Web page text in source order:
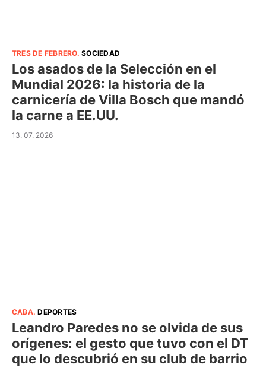
TRES DE FEBRERO.SOCIEDAD
Los asados de la Selección en el
Mundial 2026: la historia de la
carnicería de Villa Bosch que mandó
la carne a EE.UU.
13. 07. 2026
CABA.DEPORTES
Leandro Paredes no se olvida de sus
orígenes: el gesto que tuvo con el DT
que lo descubrió en su club de barrio